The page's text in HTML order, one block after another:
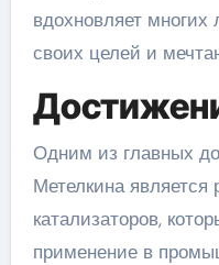
вдохновляет
своих целей и
Одним из главных
Метелкина является
катализаторов,
применение в